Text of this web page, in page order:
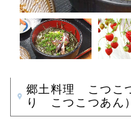
郷土料理 こつこ
り こつこつあん）